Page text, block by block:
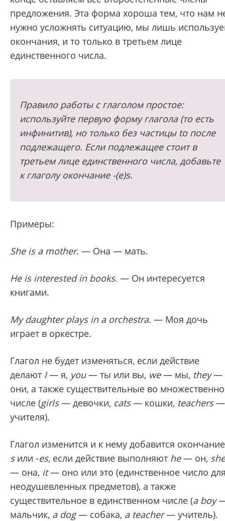
предложения. Эта форма хороша тем, что нам
нужно усложнять ситуацию, мы лишь
окончания, и то только в третьем лице
единственного числа.
Правило работы с глаголом простое:
используйте первую форму глагола (то есть
инфинитив), но только без частицы to после
подлежащего. Если подлежащее стоит в
третьем лице единственного числа, добавьте
к глаголу окончание -(e)s.
Примеры:
She is a mother. — Она — мать.
He is interested in books. — Он интересуется
книгами.
My daughter plays in a orchestra. — Моя дочь
играет в оркестре.
Глагол не будет изменяться, если действие
делают I— я, you— ты или вы, we— мы, they—
они, а также существительные во
числе (girls— девочки, cats— кошки, teachers—
учителя).
Глагол изменится и к нему добавится
sили -es, если действие выполняют he— он, she
— она, it— оно или это (единственное число
неодушевленных предметов), а также
существительное в единственном числе (a boy
мальчик, a dog— собака, a teacher— учитель).